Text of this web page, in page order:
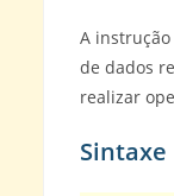
A instrução
de dados
realizar
Sintaxe